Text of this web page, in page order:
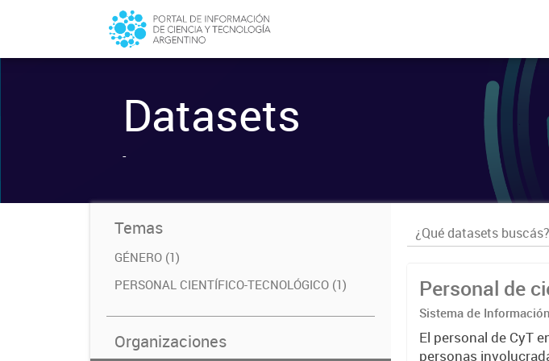
Datasets
-
Temas
GÉNERO (1)
PERSONAL CIENTÍFICO-TECNOLÓGICO (1)
Organizaciones
Personal de
Sistema de
El personal de CyT
personas